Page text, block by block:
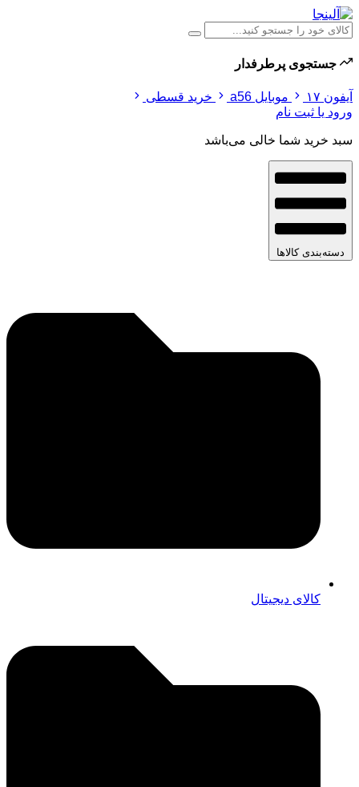
جستجوی پرطرفدار
آیفون ۱۷ موبایل a56
خرید قسطی
ورود یا ثبت نام
سبد خرید شما خالی می‌باشد
دسته‌بندی کالاها
کالای دیجیتال